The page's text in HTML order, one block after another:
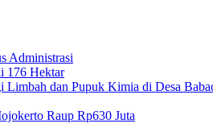
Administrasi
176 Hektar
dan Pupuk Kimia di Desa
Raup Rp630 Juta